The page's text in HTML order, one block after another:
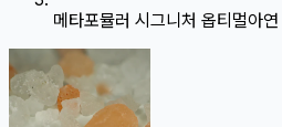
메타포뮬러 시그니처 옵티멀아연